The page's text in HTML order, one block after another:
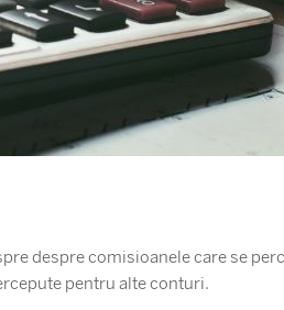
despre comisioanele care se
pentru alte conturi.